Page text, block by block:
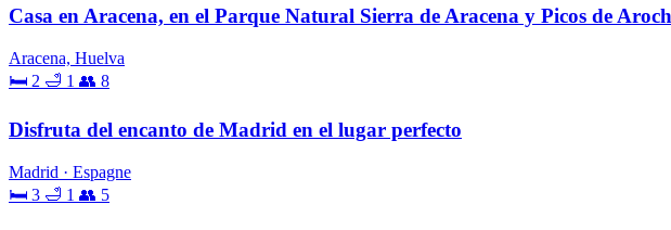
Casa en Aracena, en el Parque Natural Sierra de Aracena y Picos de
Aracena, Huelva
🛏 2 🛁 1 👥 8
Disfruta del encanto de Madrid en el lugar perfecto
Madrid · Espagne
🛏 3 🛁 1 👥 5